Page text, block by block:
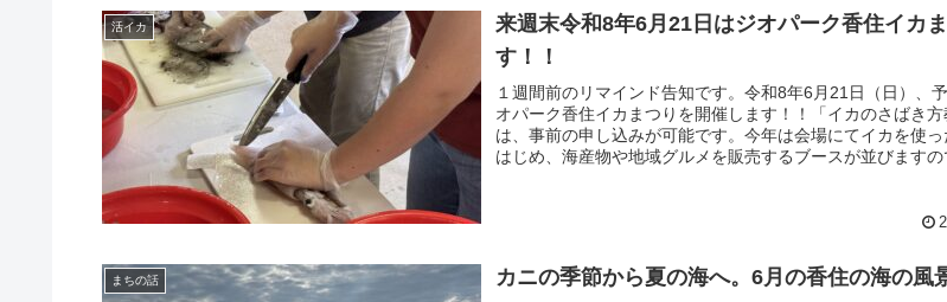
活イカ
来週末令和8年6月21日はジオパーク香住イカ
す！！
１週間前のリマインド告知です。令和8年6月21日（日）、
オパーク香住イカまつりを開催します！！「イカのさばき方
は、事前の申し込みが可能です。今年は会場にてイカを使っ
はじめ、海産物や地域グルメを販売するブースが並びますの
まちの話 カニの季節から夏の海へ。6月の香住の海の風